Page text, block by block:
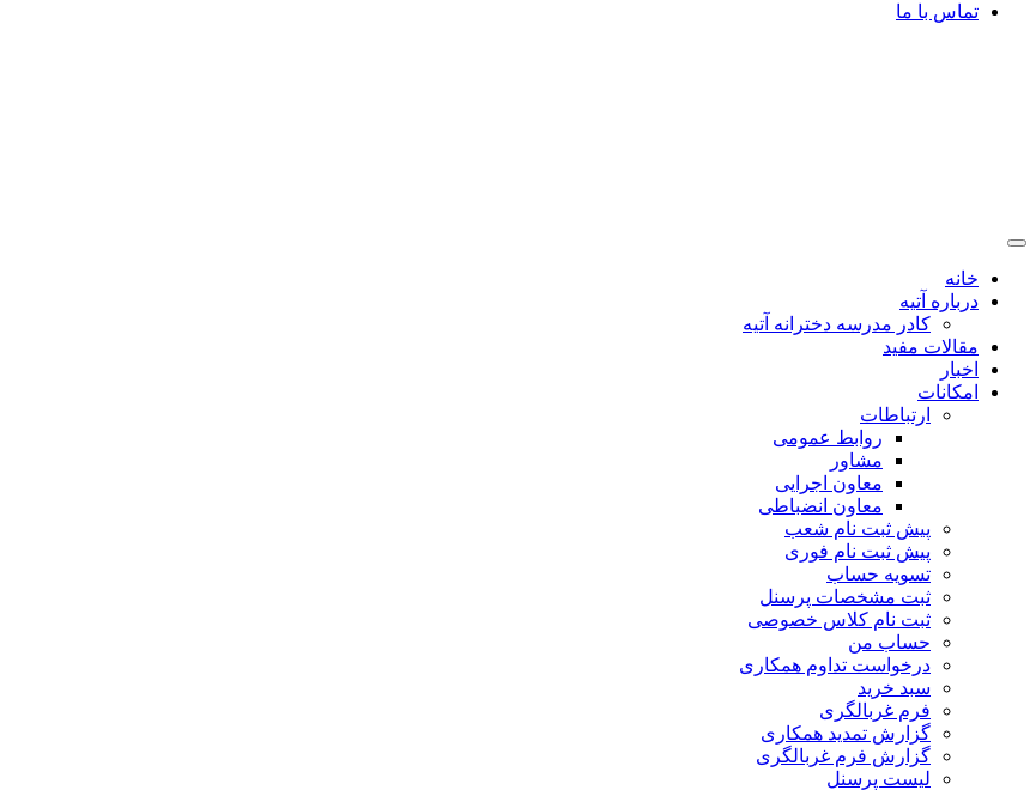
تماس با ما
خانه
درباره آتیه
کادر مدرسه دخترانه آتیه
مقالات مفید
اخبار
امکانات
ارتباطات
روابط عمومی
مشاور
معاون اجرایی
معاون انضباطی
پیش ثبت نام شعب
پیش ثبت نام فوری
تسویه حساب
ثبت مشخصات پرسنل
ثبت نام کلاس خصوصی
حساب من
درخواست تداوم همکاری
سبد خرید
فرم غربالگری
گزارش تمدید همکاری
گزارش فرم غربالگری
لیست پرسنل